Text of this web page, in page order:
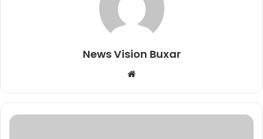
News Vision Buxar
b
s